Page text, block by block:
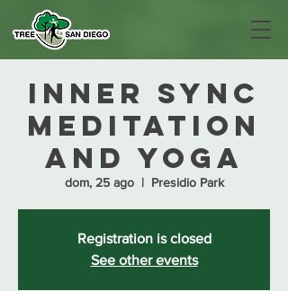
Inner Sync
Meditation
and Yoga
dom, 25 ago
  |
Presidio Park
Registration is closed
See other events